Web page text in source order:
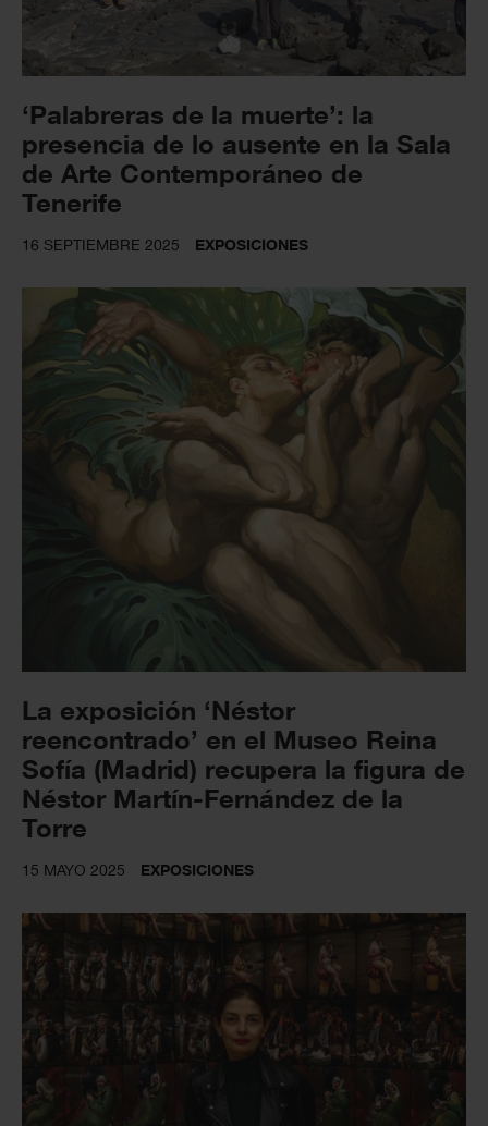
‘Palabreras de la muerte’: la
presencia de lo ausente en la Sala
de Arte Contemporáneo de
Tenerife
16 SEPTIEMBRE 2025 EXPOSICIONES
La exposición ‘Néstor
reencontrado’ en el Museo Reina
Sofía (Madrid) recupera la figura de
Néstor Martín-Fernández de la
Torre
15 MAYO 2025 EXPOSICIONES